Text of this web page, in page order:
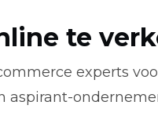
te
experts
aspirant-